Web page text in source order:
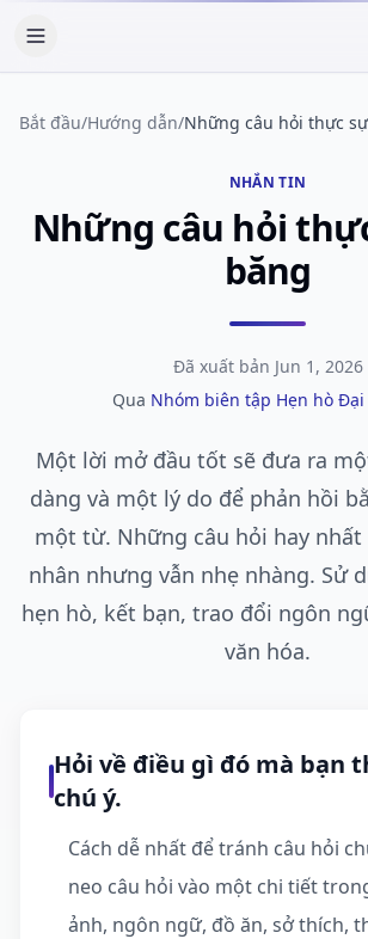
Sự miêu tả
Bắt đầu/Hướng dẫn/Những câu hỏi thực
NHẮN TIN
Những câu hỏi
băng
Đã xuất bản Jun 1, 2026
Qua Nhóm biên tập Hẹn hò
Một lời mở đầu tốt sẽ đưa ra
dàng và một lý do để phản hồi
một từ. Những câu hỏi hay
nhân nhưng vẫn nhẹ nhàng. Sử
hẹn hò, kết bạn, trao đổi ngôn
văn hóa.
Hỏi về điều gì đó mà bạn
chú ý.
Cách dễ nhất để tránh câu hỏi
neo câu hỏi vào một chi tiết
ảnh, ngôn ngữ, đồ ăn, sở thích,